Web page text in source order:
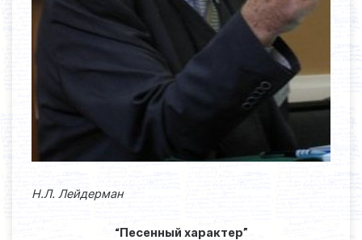
Н.Л. Лейдерман
“Песенный характер”